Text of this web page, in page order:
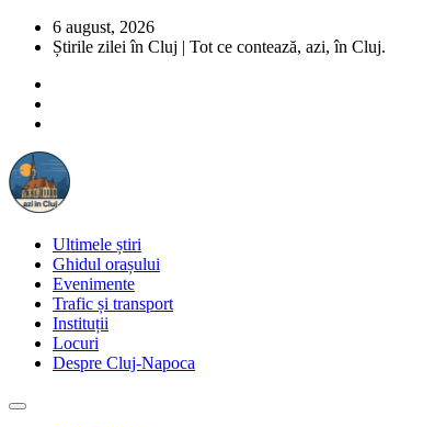
6 august, 2026
Știrile zilei în Cluj | Tot ce contează, azi, în Cluj.
Ultimele știri
Ghidul orașului
Evenimente
Trafic și transport
Instituții
Locuri
Despre Cluj-Napoca